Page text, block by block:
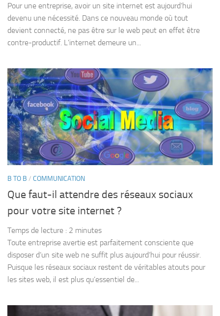
Pour une entreprise, avoir un site internet est aujourd’hui
devenu une nécessité. Dans ce nouveau monde où tout
devient connecté, ne pas être sur le web peut en effet être
contre-productif. L’internet demeure un...
B TO B / COMMUNICATION
Que faut-il attendre des réseaux sociaux
pour votre site internet ?
Temps de lecture : 2 minutes
Toute entreprise avertie est parfaitement consciente que
disposer d’un site web ne suffit plus aujourd’hui pour réussir.
Puisque les réseaux sociaux restent de véritables atouts pour
les sites web, il est plus qu’essentiel de...